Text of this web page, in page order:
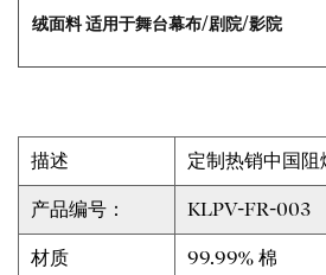
绒面料 适用于舞台幕布/剧院/影院
描述 定制热销中国
产品编号： KLPV-FR-003
材质 99.99% 棉